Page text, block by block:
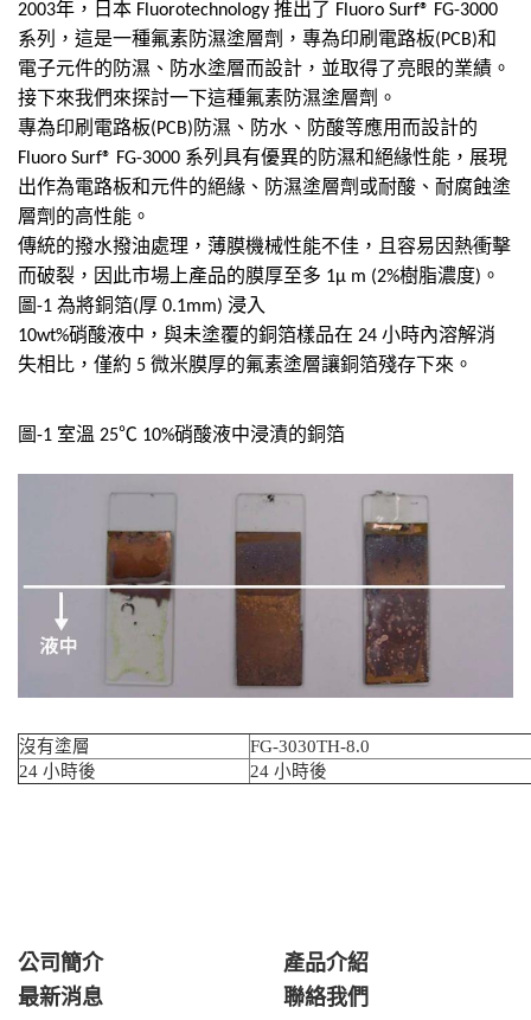
2003年，日本 Fluorotechnology 推出了 Fluoro Surf® FG-3000
系列，這是一種氟素防濕塗層劑，專為印刷電路板(PCB)和
電子元件的防濕、防水塗層而設計，並取得了亮眼的業績。
接下來我們來探討一下這種氟素防濕塗層劑。
專為印刷電路板(PCB)防濕、防水、防酸等應用而設計的
Fluoro Surf® FG-3000 系列具有優異的防濕和絕緣性能，展現
出作為電路板和元件的絕緣、防濕塗層劑或耐酸、耐腐蝕塗
層劑的高性能。
傳統的撥水撥油處理，薄膜機械性能不佳，且容易因熱衝擊
而破裂，因此市場上產品的膜厚至多 1μ m (2%樹脂濃度)。
圖-1 為將銅箔(厚 0.1mm) 浸入
10wt%硝酸液中，與未塗覆的銅箔樣品在 24 小時內溶解消
失相比，僅約 5 微米膜厚的氟素塗層讓銅箔殘存下來。
圖-1 室溫 25℃ 10%硝酸液中浸漬的銅箔
沒有塗層
FG-3030TH-8.0
24 小時後
24 小時後
公司簡介
產品介紹
最新消息
聯絡我們